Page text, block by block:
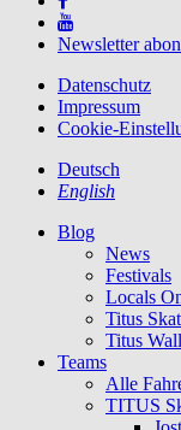
Newsletter
Datenschutz
Impressum
Cookie-
Deutsch
English
Blog
News
Festivals
Locals
Titus
Titus
Teams
Alle
TITUS